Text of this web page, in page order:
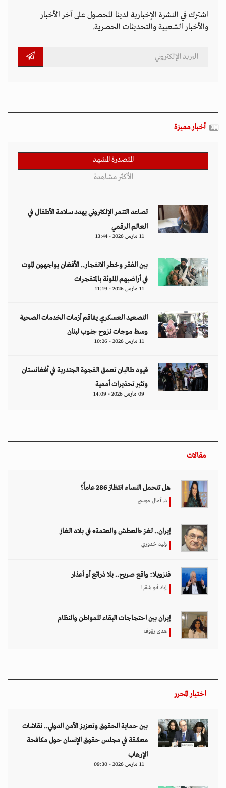
اشترك في النشرة الإخبارية لدينا للحصول على آخر الأخبار
والأخبار الشعبية والتحديثات الحصرية.
أخبار مميزة
المتصدرة المشهد
الأكثر مشاهدة
تصاعد التنمر الإلكتروني يهدد سلامة الأطفال في
العالم الرقمي
11 مارس 2026 - 13:44
بين الفقر وخطر الانفجار.. الأفغان يواجهون الموت
في أراضيهم الملوثة بالمتفجرات
11 مارس 2026 - 11:19
التصعيد العسكري يفاقم أزمات الخدمات الصحية
وسط موجات نزوح جنوب لبنان
11 مارس 2026 - 10:26
قيود طالبان تعمق الفجوة الجندرية في أفغانستان
وتثير تحذيرات أممية
09 مارس 2026 - 14:09
مقالات
هل تتحمل النساء انتظارَ 286 عاماً؟
د. آمال موسى
إيران.. لغز «العطش والعتمة» في بلاد الغاز
وليد خدوري
فنزويلا: واقع صريح.. بلا ذرائع أو أعذار
إياد أبو شقرا
إيران بين احتجاجات البقاء للمواطن والنظام
هدى رؤوف
اختيار المحرر
بين حماية الحقوق وتعزيز الأمن الدولي.. نقاشات
معمّقة في مجلس حقوق الإنسان حول مكافحة
الإرهاب
11 مارس 2026 - 09:30